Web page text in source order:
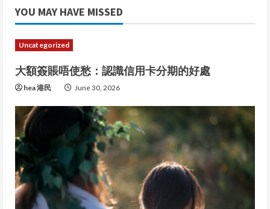
YOU MAY HAVE MISSED
Uncategorized
大額簽賬唔使愁：認識信用卡分期的好處
hea 港民 June 30, 2026